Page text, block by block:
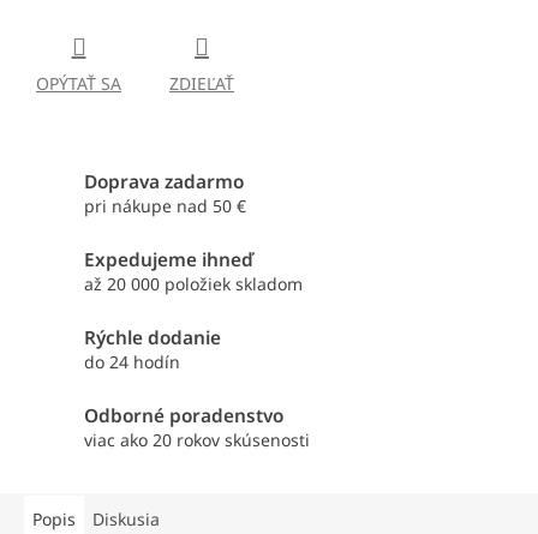
OPÝTAŤ SA ZDIEĽAŤ
Doprava zadarmo
pri nákupe nad 50 €
Expedujeme ihneď
až 20 000 položiek skladom
Rýchle dodanie
do 24 hodín
Odborné poradenstvo
viac ako 20 rokov skúsenosti
Popis Diskusia